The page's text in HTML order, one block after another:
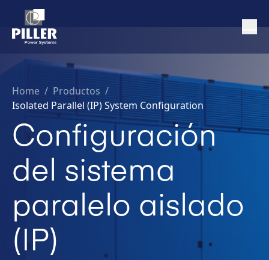
Home / Productos /
Isolated Parallel (IP) System Configuration
Configuración
del sistema
paralelo aislado
(IP)